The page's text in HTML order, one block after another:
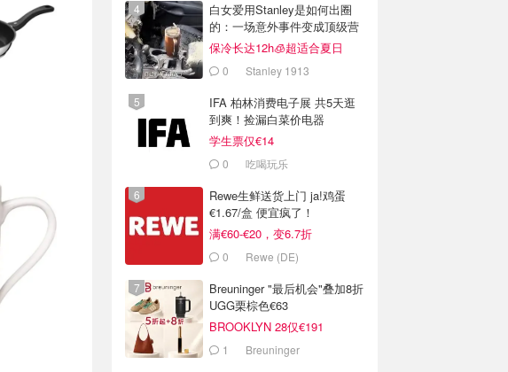
白女爱用Stanley是如何出圈
的：一场意外事件变成顶级营
销案例
保冷长达12h🧊超适合夏日
0 Stanley 1913
IFA 柏林消费电子展 共5天逛
到爽！捡漏白菜价电器
学生票仅€14
0 吃喝玩乐
Rewe生鲜送货上门 ja!鸡蛋
€1.67/盒 便宜疯了！
满€60-€20，变6.7折
0 Rewe (DE)
Breuninger "最后机会"叠加8折
UGG栗棕色€63
BROOKLYN 28仅€191
1 Breuninger